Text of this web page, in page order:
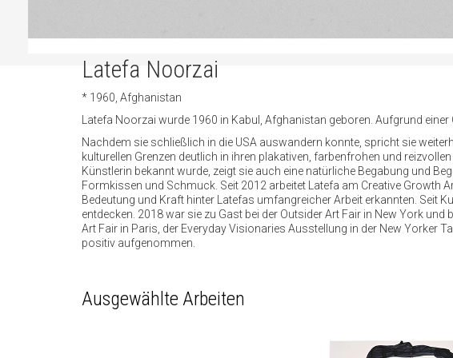
Latefa Noorzai
* 1960, Afghanistan
Latefa Noorzai wurde 1960 in Kabul, Afghanistan geboren. Aufgrund
Nachdem sie schließlich in die USA auswandern konnte, spricht sie
kulturellen Grenzen deutlich in ihren plakativen, farbenfrohen und
Künstlerin bekannt wurde, zeigt sie auch eine natürliche Begabung und
Formkissen und Schmuck. Seit 2012 arbeitet Latefa am Creative Growth
Bedeutung und Kraft hinter Latefas umfangreicher Arbeit erkannten. Seit
entdecken. 2018 war sie zu Gast bei der Outsider Art Fair in New York
Art Fair in Paris, der Everyday Visionaries Ausstellung in der New Yorker
positiv aufgenommen.
Ausgewählte Arbeiten